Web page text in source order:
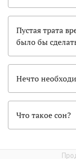
Пустая трата
было бы
Нечто
Что такое сон?